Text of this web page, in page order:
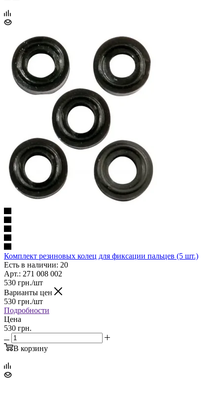
Комплект резиновых колец для фиксации пальцев (5 шт.)
Есть в наличии: 20
Арт.: 271 008 002
530 грн./шт
Варианты цен
530 грн./шт
Подробности
Цена
530 грн.
В корзину